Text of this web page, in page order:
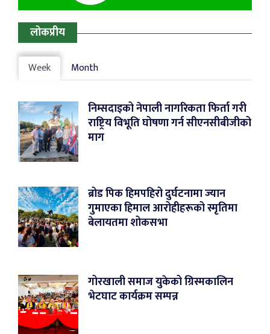
लोकप्रीय
Week Month
निम्सदाइको नेपाली नागरिकता फिर्ता गरी
राष्ट्रिय विभूति घोषणा गर्न सीएनसीबीजीको
माग
ब्रोड पिक हिमपहिरो दुर्घटनामा ज्यान
गुमाएका हिमाल आरोहीहरूको स्मृतिमा
बेलायतमा शोकसभा
गोरखाली समाज युकेको ग्रिस्मकालिन
भेटघाट कार्यक्रम सम्पन्न